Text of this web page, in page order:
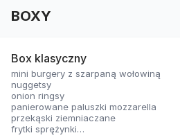
BOXY
Box klasyczny
mini burgery z szarpaną wołowiną
nuggetsy
onion ringsy
panierowane paluszki mozzarella
przekąski ziemniaczane
frytki sprężynki